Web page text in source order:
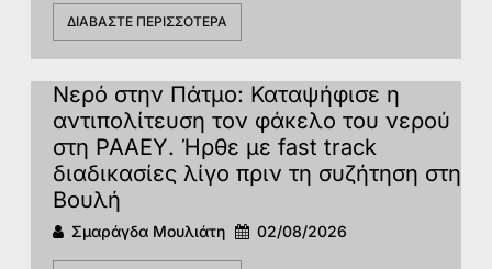
ΔΙΑΒΆΣΤΕ ΠΕΡΙΣΣΌΤΕΡΑ
Νερό στην Πάτμο: Καταψήφισε η
αντιπολίτευση τον φάκελο του νερού
στη ΡΑΑΕΥ. Ήρθε με fast track
διαδικασίες λίγο πριν τη συζήτηση στη
Βουλή
Σμαράγδα Μουλιάτη 02/08/2026